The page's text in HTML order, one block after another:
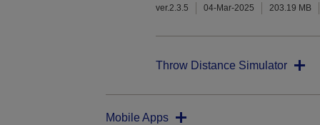
ver.2.3.5 04-Mar-2025 203.19 MB
Throw Distance Simulator
Mobile Apps